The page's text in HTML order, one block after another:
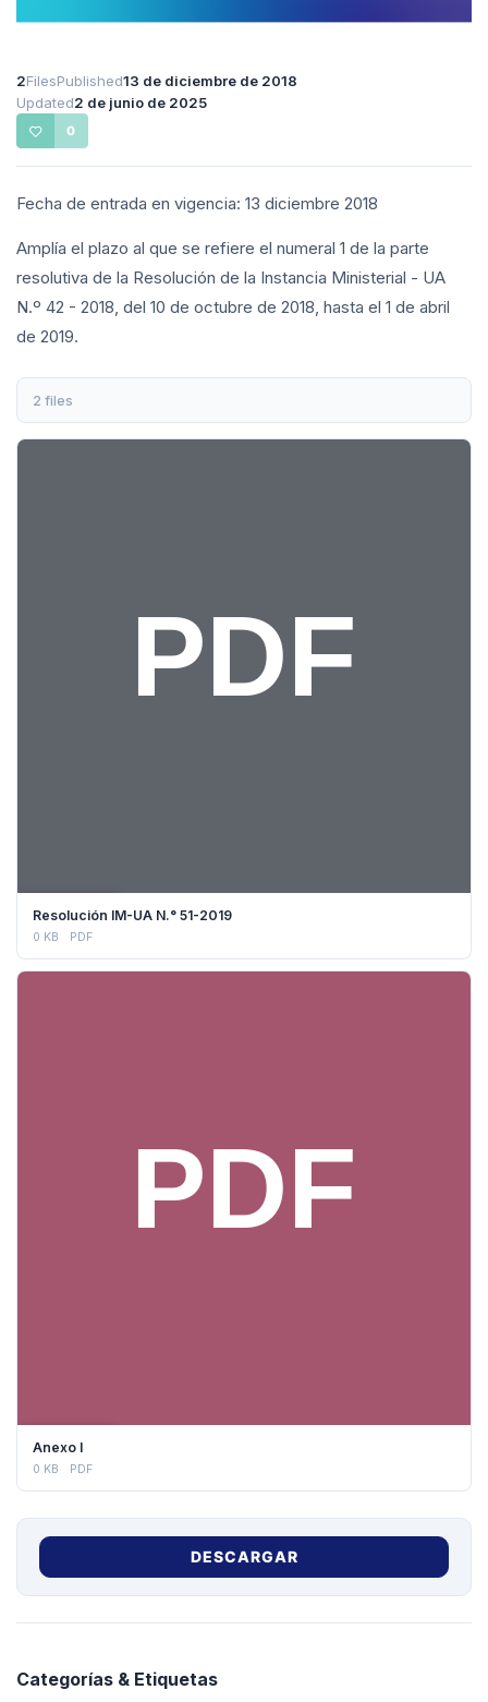
2FilesPublished13 de diciembre de 2018
Updated2 de junio de 2025
0
Fecha de entrada en vigencia: 13 diciembre 2018
Amplía el plazo al que se refiere el numeral 1 de la parte
resolutiva de la Resolución de la Instancia Ministerial - UA
N.º 42 - 2018, del 10 de octubre de 2018, hasta el 1 de abril
de 2019.
2 files
Resolución IM-UA N.° 51-2019
0 KB PDF
Anexo I
0 KB PDF
DESCARGAR
Categorías & Etiquetas